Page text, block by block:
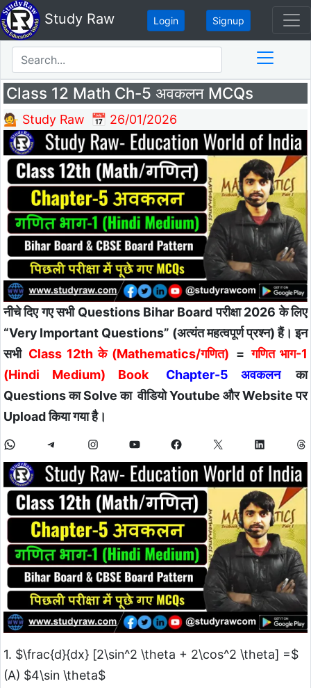
Study Raw Login Signup
Class 12 Math Ch-5 अवकलन MCQs
💁 Study Raw 📅 26/01/2026
नीचे दिए गए सभी Questions Bihar Board परीक्षा 2026 के लिए
“Very Important Questions” (अत्यंत महत्वपूर्ण प्रश्न) हैं। इन
सभी Class 12th के (Mathematics/गणित) = गणित भाग-1
(Hindi Medium) Book
Chapter-5 अवकलन
का
Questions का Solve का वीडियो Youtube और Website पर
Upload किया गया है।
1. $\frac{d}{dx} [2\sin^2 \theta + 2\cos^2 \theta] =$
(A) $4\sin \theta$